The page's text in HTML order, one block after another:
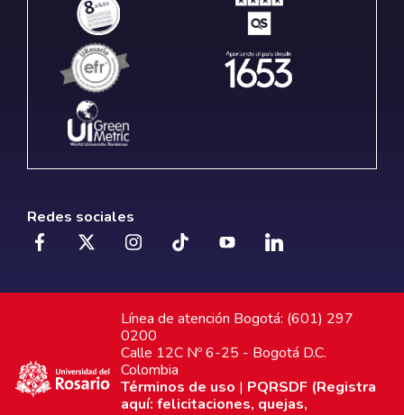
Redes sociales
Línea de atención Bogotá: (601) 297
0200
Calle 12C Nº 6-25 - Bogotá D.C.
Colombia
Términos de uso | PQRSDF (Registra
aquí: felicitaciones, quejas,